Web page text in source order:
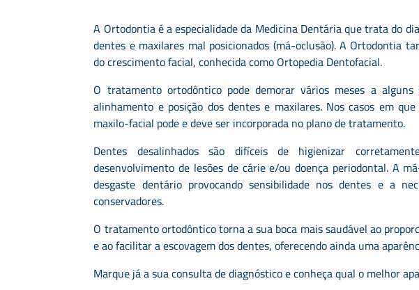
A Ortodontia é a especialidade da Medicina Dentária que trata do
dentes e maxilares mal posicionados (má-oclusão). A Ortodontia
do crescimento facial, conhecida como Ortopedia Dentofacial.
O tratamento ortodôntico pode demorar vários meses a
alinhamento e posição dos dentes e maxilares. Nos casos em
maxilo-facial pode e deve ser incorporada no plano de tratamento.
Dentes desalinhados são difíceis de higienizar
desenvolvimento de lesões de cárie e/ou doença periodontal. A
desgaste dentário provocando sensibilidade nos dentes e a
conservadores.
O tratamento ortodôntico torna a sua boca mais saudável ao
e ao facilitar a escovagem dos dentes, oferecendo ainda uma
Marque já a sua consulta de diagnóstico e conheça qual o melhor